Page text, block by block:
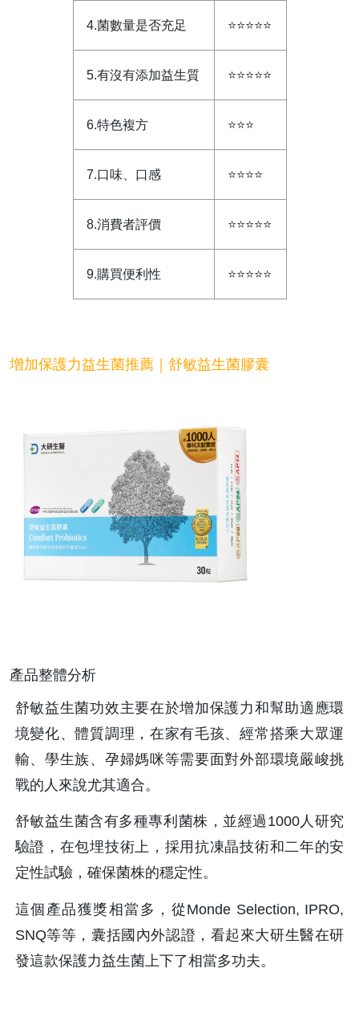
4.菌數量是否充足 ⭐⭐⭐⭐⭐
5.有沒有添加益生質 ⭐⭐⭐⭐⭐
6.特色複方 ⭐⭐⭐
7.口味、口感 ⭐⭐⭐⭐
8.消費者評價 ⭐⭐⭐⭐⭐
9.購買便利性 ⭐⭐⭐⭐⭐
增加保護力益生菌推薦｜舒敏益生菌膠囊
產品整體分析
舒敏益生菌功效主要在於增加保護力和幫助適應環
境變化、體質調理，在家有毛孩、經常搭乘大眾運
輸、學生族、孕婦媽咪等需要面對外部環境嚴峻挑
戰的人來說尤其適合。
舒敏益生菌含有多種專利菌株，並經過1000人研究
驗證，在包埋技術上，採用抗凍晶技術和二年的安
定性試驗，確保菌株的穩定性。
這個產品獲獎相當多，從Monde Selection, IPRO,
SNQ等等，囊括國內外認證，看起來大研生醫在研
發這款保護力益生菌上下了相當多功夫。